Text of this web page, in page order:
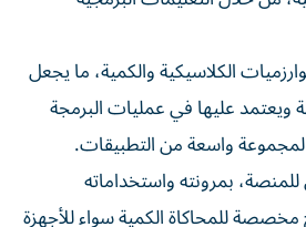
الكلاسيكية والكمية، ما يجعل
ويعتمد عليها في عمليات البرمجة
لمجموعة واسعة من التطبيقات.
بمرونته واستخداماته
ويوفر 3 نماذج مخصصة للمحاكاة الكمية سواء للأجهزة